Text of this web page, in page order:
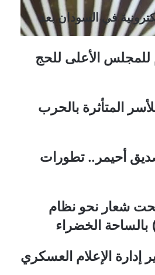
في السودان بعد
للمجلس الأعلى للحج
(1000) سلة غذائية للأسر المتأثرة بالحرب
أحيمر.. تطورات
شعار نحو نظام
الخضراء
إدارة الإعلام العسكري